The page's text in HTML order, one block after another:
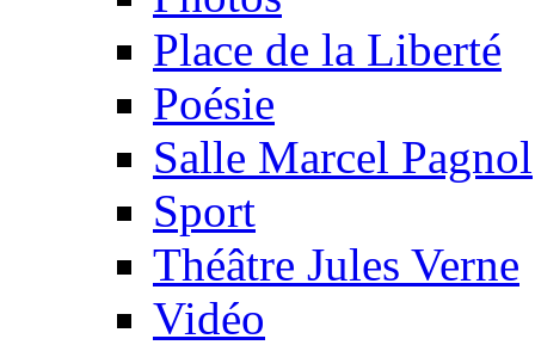
Place de la Liberté
Poésie
Salle Marcel Pagnol
Sport
Théâtre Jules Verne
Vidéo